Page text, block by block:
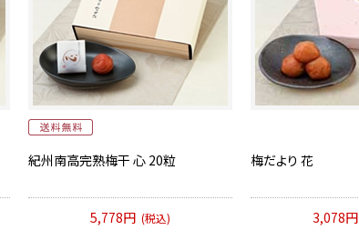
紀州南高完熟梅干 心 20粒
5,778円 (税込)
梅だより 花
3,078円